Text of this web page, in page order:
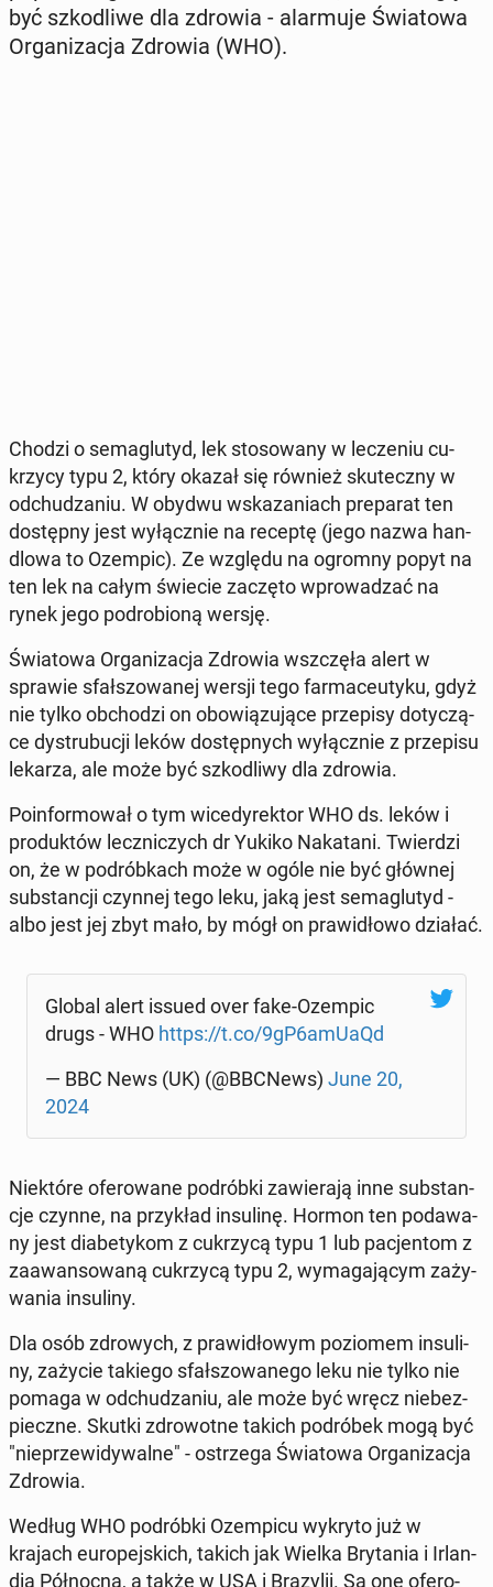
być szko­dli­we dla zdrowia - alar­mu­je Świa­to­wa
Or­ga­ni­za­cja Zdrowia (WHO).
Chodzi o se­ma­glu­tyd, lek sto­so­wa­ny w le­cze­niu cu­
krzy­cy typu 2, który okazał się również sku­tecz­ny w
od­chu­dza­niu. W obydwu wska­za­niach pre­pa­rat ten
do­stęp­ny jest wy­łącz­nie na receptę (jego nazwa han­
dlo­wa to Ozempic). Ze względu na ogromny popyt na
ten lek na całym świecie zaczęto wpro­wa­dzać na
rynek jego pod­ro­bio­ną wersję.
Świa­to­wa Or­ga­ni­za­cja Zdrowia wsz­czę­ła alert w
sprawie sfał­szo­wa­nej wersji tego far­ma­ceu­ty­ku, gdyż
nie tylko ob­cho­dzi on obo­wią­zu­ją­ce prze­pi­sy do­ty­czą­
ce dys­tru­bu­cji leków do­stęp­nych wy­łącz­nie z prze­pi­su
lekarza, ale może być szko­dli­wy dla zdrowia.
Po­in­for­mo­wał o tym wi­ce­dy­rek­tor WHO ds. leków i
pro­duk­tów lecz­ni­czych dr Yukiko Na­ka­ta­ni. Twier­dzi
on, że w pod­rób­kach może w ogóle nie być głównej
sub­stan­cji czynnej tego leku, jaką jest se­ma­glu­tyd -
albo jest jej zbyt mało, by mógł on pra­wi­dło­wo działać.
Global alert issued over fake-Ozempic
drugs - WHO https://t.co/9gP6amUaQd
— BBC News (UK) (@BBCNews) June 20,
2024
Nie­któ­re ofe­ro­wa­ne pod­rób­ki za­wie­ra­ją inne sub­stan­
cje czynne, na przy­kład in­su­li­nę. Hormon ten po­da­wa­
ny jest dia­be­ty­kom z cu­krzy­cą typu 1 lub pa­cjen­tom z
za­awan­so­wa­ną cu­krzy­cą typu 2, wy­ma­ga­ją­cym za­ży­
wa­nia in­su­li­ny.
Dla osób zdro­wych, z pra­wi­dło­wym po­zio­mem in­su­li­
ny, zażycie takiego sfał­szo­wa­ne­go leku nie tylko nie
pomaga w od­chu­dza­niu, ale może być wręcz nie­bez­
piecz­ne. Skutki zdro­wot­ne takich pod­ró­bek mogą być
"nie­prze­wi­dy­wal­ne" - ostrze­ga Świa­to­wa Or­ga­ni­za­cja
Zdrowia.
Według WHO pod­rób­ki Ozem­pi­cu wykryto już w
krajach eu­ro­pej­skich, takich jak Wielka Bry­ta­nia i Ir­lan­
dia Pół­noc­na, a także w USA i Bra­zy­lii. Są one ofe­ro­